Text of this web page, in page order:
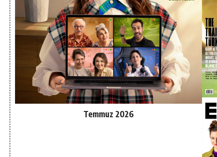
Temmuz 2026